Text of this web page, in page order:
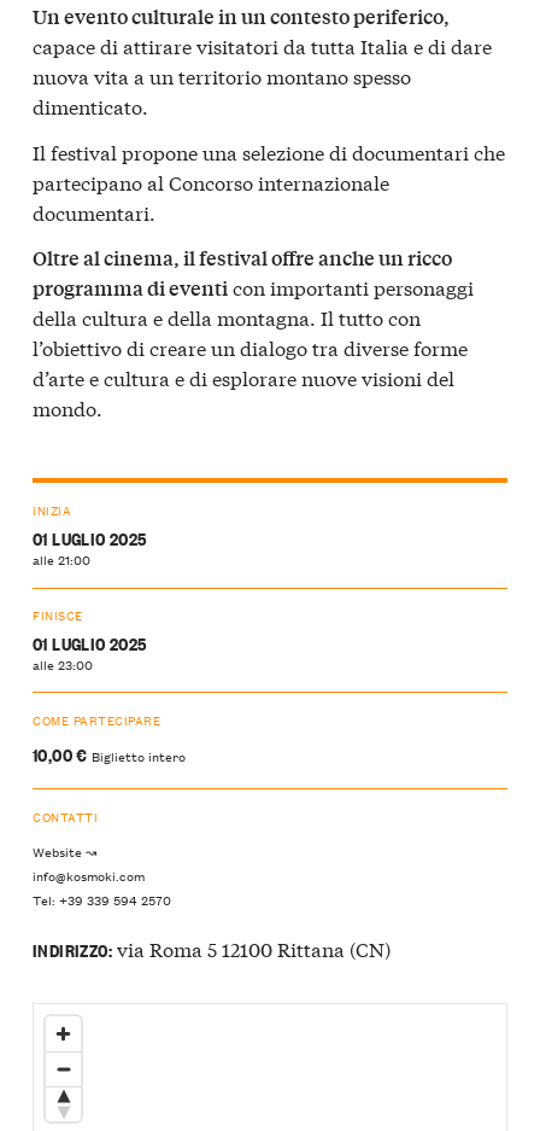
Un evento culturale in un contesto periferico,
capace di attirare visitatori da tutta Italia e di dare
nuova vita a un territorio montano spesso
dimenticato.
Il festival propone una selezione di documentari che
partecipano al Concorso internazionale
documentari.
Oltre al cinema, il festival offre anche un ricco
programma di eventicon importanti personaggi
della cultura e della montagna. Il tutto con
l’obiettivo di creare un dialogo tra diverse forme
d’arte e cultura e di esplorare nuove visioni del
mondo.
INIZIA
01 LUGLIO 2025
alle 21:00
FINISCE
01 LUGLIO 2025
alle 23:00
COME PARTECIPARE
10,00 € Biglietto intero
CONTATTI
Website ↝
info@kosmoki.com
Tel: +39 339 594 2570
INDIRIZZO:via Roma 5 12100 Rittana (CN)